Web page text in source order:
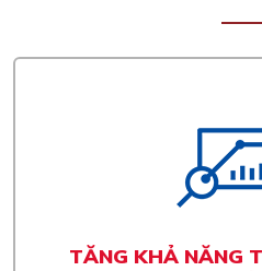
TĂNG KHẢ NĂNG